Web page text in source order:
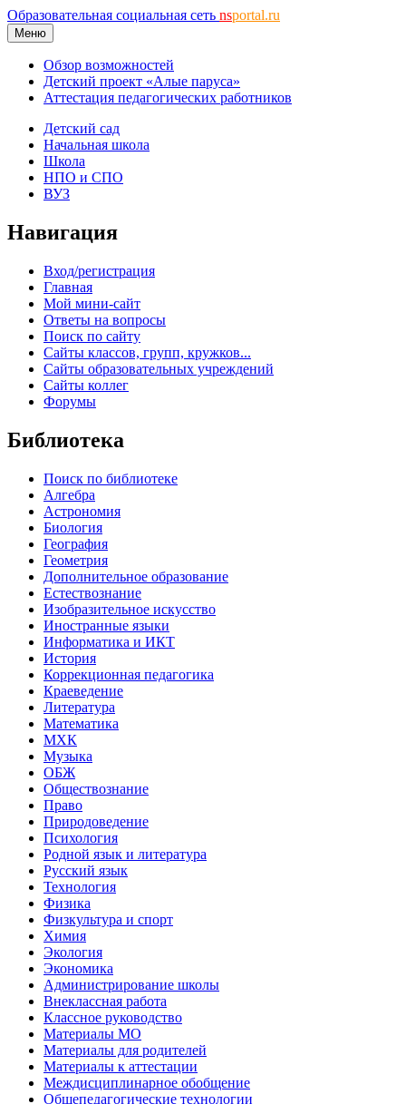
Образовательная социальная сеть nsportal.ru
Меню
Обзор возможностей
Детский проект «Алые паруса»
Аттестация педагогических работников
Детский сад
Начальная школа
Школа
НПО и СПО
ВУЗ
Навигация
Вход/регистрация
Главная
Мой мини-сайт
Ответы на вопросы
Поиск по сайту
Сайты классов, групп, кружков...
Сайты образовательных учреждений
Сайты коллег
Форумы
Библиотека
Поиск по библиотеке
Алгебра
Астрономия
Биология
География
Геометрия
Дополнительное образование
Естествознание
Изобразительное искусство
Иностранные языки
Информатика и ИКТ
История
Коррекционная педагогика
Краеведение
Литература
Математика
МХК
Музыка
ОБЖ
Обществознание
Право
Природоведение
Психология
Родной язык и литература
Русский язык
Технология
Физика
Физкультура и спорт
Химия
Экология
Экономика
Администрирование школы
Внеклассная работа
Классное руководство
Материалы МО
Материалы для родителей
Материалы к аттестации
Междисциплинарное обобщение
Общепедагогические технологии